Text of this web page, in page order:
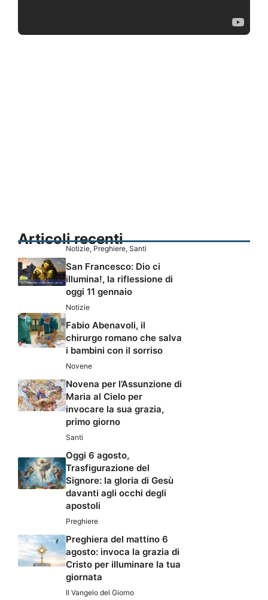
Articoli recenti
Notizie, Preghiere, Santi
San Francesco: Dio ci
illumina!, la riflessione di
oggi 11 gennaio
Notizie
Fabio Abenavoli, il
chirurgo romano che salva
i bambini con il sorriso
Novene
Novena per l’Assunzione di
Maria al Cielo per
invocare la sua grazia,
primo giorno
Santi
Oggi 6 agosto,
Trasfigurazione del
Signore: la gloria di Gesù
davanti agli occhi degli
apostoli
Preghiere
Preghiera del mattino 6
agosto: invoca la grazia di
Cristo per illuminare la tua
giornata
Il Vangelo del Giorno